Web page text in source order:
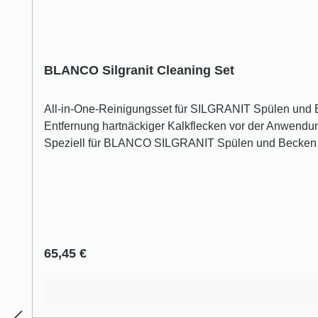
BLANCO Silgranit Cleaning Set
All-in-One-Reinigungsset für SILGRANIT Spülen
Entfernung hartnäckiger Kalkflecken vor der
Speziell für BLANCO SILGRANIT Spülen und
Regulärer Preis:
65,45 €